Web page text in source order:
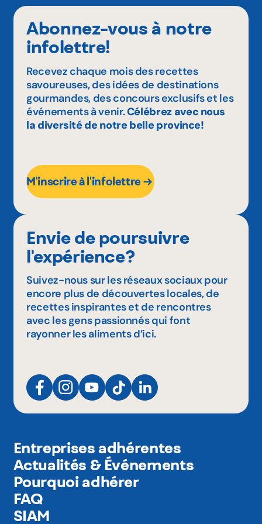
Abonnez-vous à notre
infolettre!
Recevez chaque mois des recettes
savoureuses, des idées de destinations
gourmandes, des concours exclusifs et les
événements à venir.Célébrez avec nous
la diversité de notre belle province!
M'inscrire à l'infolettre
Envie de poursuivre
l'expérience?
Suivez-nous sur les réseaux sociaux pour
encore plus de découvertes locales, de
recettes inspirantes et de rencontres
avec les gens passionnés qui font
rayonner les aliments d’ici.
Entreprises adhérentes
Actualités & Événements
Pourquoi adhérer
FAQ
SIAM